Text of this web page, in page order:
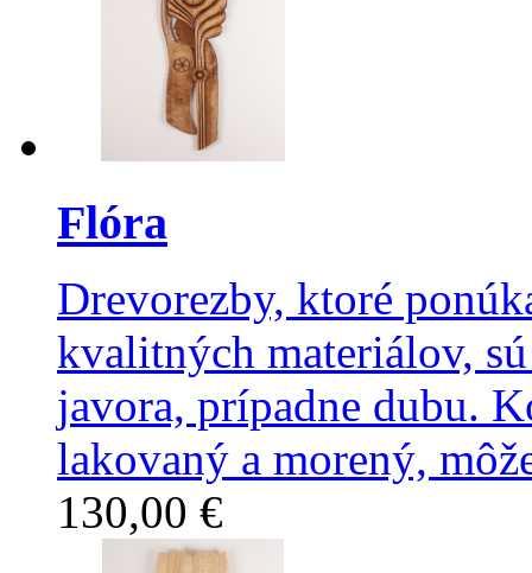
Flóra
Drevorezby, ktoré
kvalitných materiálov,
javora, prípadne dubu.
lakovaný a morený,
130,00 €